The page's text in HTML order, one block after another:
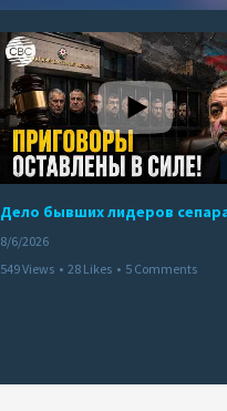
8/6/2026
549 Views • 28 Likes • 5 Comments